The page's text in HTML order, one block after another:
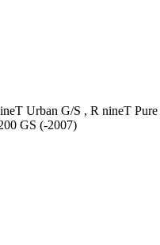
Urban G/S , R nineT
GS (-2007)